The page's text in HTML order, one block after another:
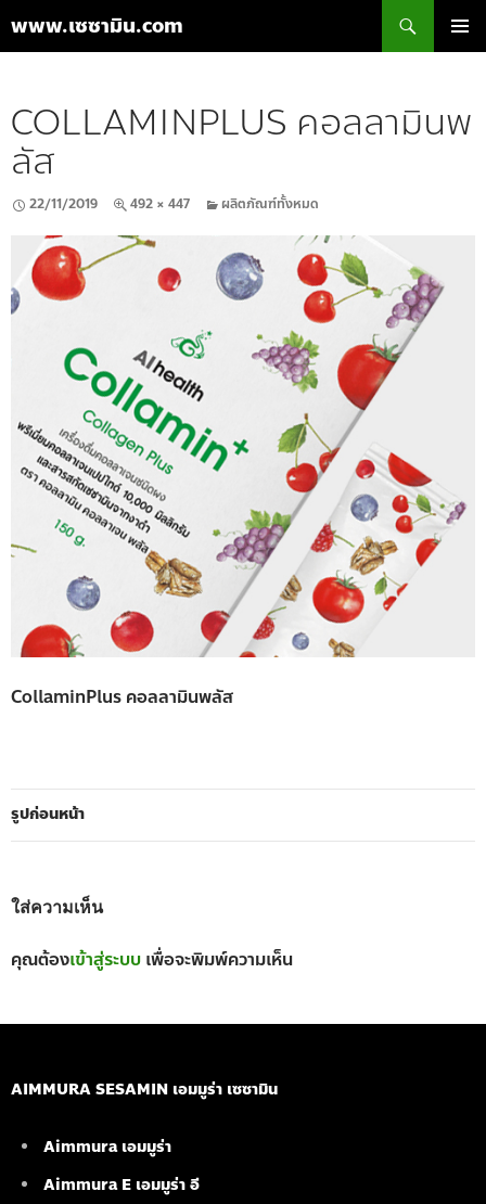
www.เซซามิน.com
เนื้อหา
COLLAMINPLUS คอลลามินพ
ลัส
22/11/2019 492 × 447 ผลิตภัณฑ์ทั้งหมด
CollaminPlus คอลลามินพลัส
รูปก่อนหน้า
ใส่ความเห็น
คุณต้องเข้าสู่ระบบ เพื่อจะพิมพ์ความเห็น
AIMMURA SESAMIN เอมมูร่า เซซามิน
Aimmura เอมมูร่า
Aimmura E เอมมูร่า อี